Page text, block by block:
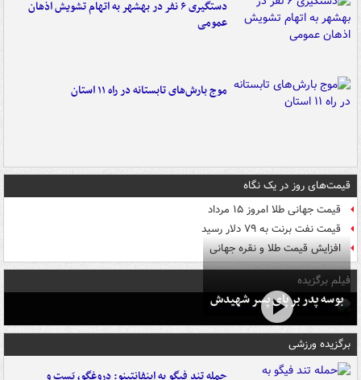
دستگیری ۶ نفر در بهشهر به اتهام تشویش اذهان
عمومی
موج بارش‌های تابستانه در راه ۱۱ استان
قیمت‌های روز در یک نگاه
قیمت جهانی طلا امروز ۱۵ مرداد
قیمت نفت برنت به ۷۹ دلار رسید
افزایش قیمت طلا و نقره جهانی
فیلم برگزیده
بوسه‌ پدر بر پای پسر شهیدش
برگزیده ورزشی